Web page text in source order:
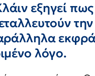
εξηγεί πως
λόγο.